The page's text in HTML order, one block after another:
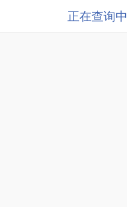
正在查询中